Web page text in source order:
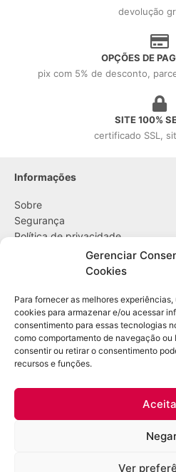
Gerenciar
Cookies
Para fornecer as melhores
cookies para armazenar e/ou acessar
consentimento para essas tecnologias
como comportamento de navegação ou
consentir ou retirar o consentimento
recursos e funções.
Ver
devolução
OPÇÕES DE
pix com 5% de desconto,
SITE 100%
certificado SSL,
Informações
Sobre
Segurança
Política de privacidade
Política de cookies
Entregas
Trocas e devoluções
Opções de pagamento
WhatsApp: (21) 98361-1509
E-mail: